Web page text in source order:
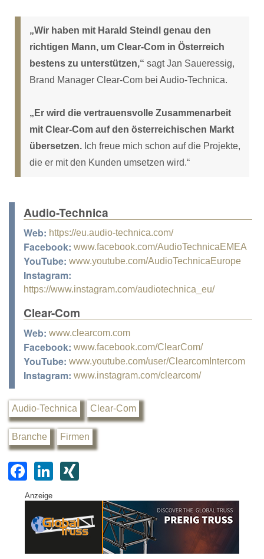
„Wir haben mit Harald Steindl genau den
richtigen Mann, um Clear-Com in Österreich
bestens zu unterstützen,“ sagt Jan Saueressig,
Brand Manager Clear-Com bei Audio-Technica.
„Er wird die vertrauensvolle Zusammenarbeit
mit Clear-Com auf den österreichischen Markt
übersetzen. Ich freue mich schon auf die Projekte,
die er mit den Kunden umsetzen wird.“
Audio-Technica
Web: https://eu.audio-technica.com/
Facebook: www.facebook.com/AudioTechnicaEMEA
YouTube: www.youtube.com/AudioTechnicaEurope
Instagram:
https://www.instagram.com/audiotechnica_eu/
Clear-Com
Web: www.clearcom.com
Facebook: www.facebook.com/ClearCom/
YouTube: www.youtube.com/user/ClearcomIntercom
Instagram: www.instagram.com/clearcom/
Audio-Technica Clear-Com
Branche Firmen
F
a
c
e
Li
k
e
G
Anzeige